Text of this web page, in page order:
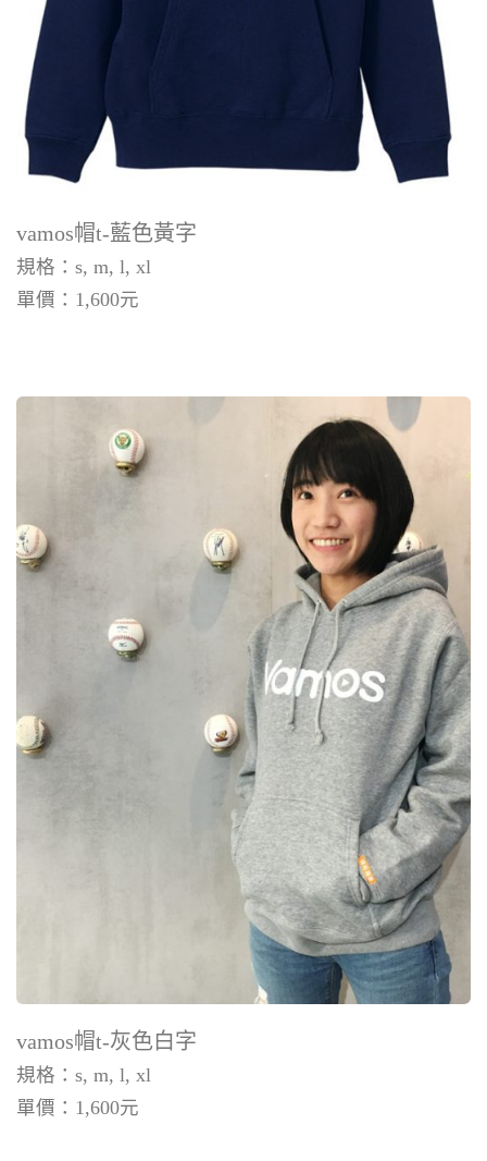
vamos帽t-藍色黃字
規格：s, m, l, xl
單價： 1,600元
vamos帽t-灰色白字
規格：s, m, l, xl
單價： 1,600元